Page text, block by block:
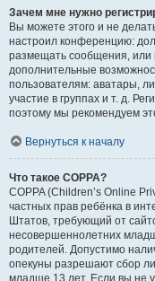
Зачем мне нужно
Вы можете этого и не
настроил конференцию:
размещать сообщения, или
дополнительные
пользователям: аватары,
участие в группах и т. д.
поэтому мы рекомендуем
Вернуться к началу
Что такое COPPA?
COPPA (Children’s Online
частных прав ребёнка в
Штатов, требующий от
несовершеннолетних
родителей. Допустимо
опекуны разрешают сбор
младше 13 лет. Если вы не